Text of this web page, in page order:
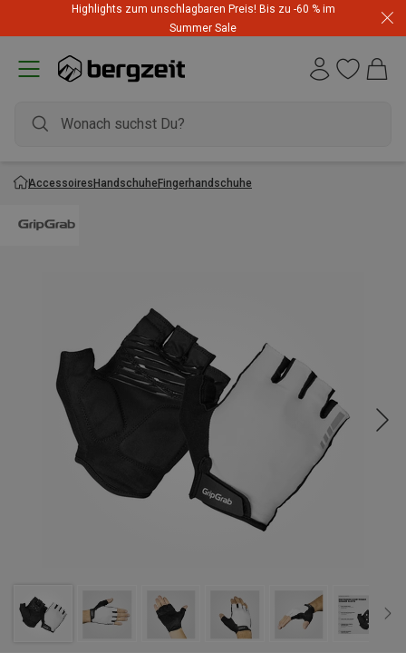
Highlights zum unschlagbaren Preis! Bis zu -60 % im
Summer Sale
AccessoiresHandschuheFingerhandschuhe